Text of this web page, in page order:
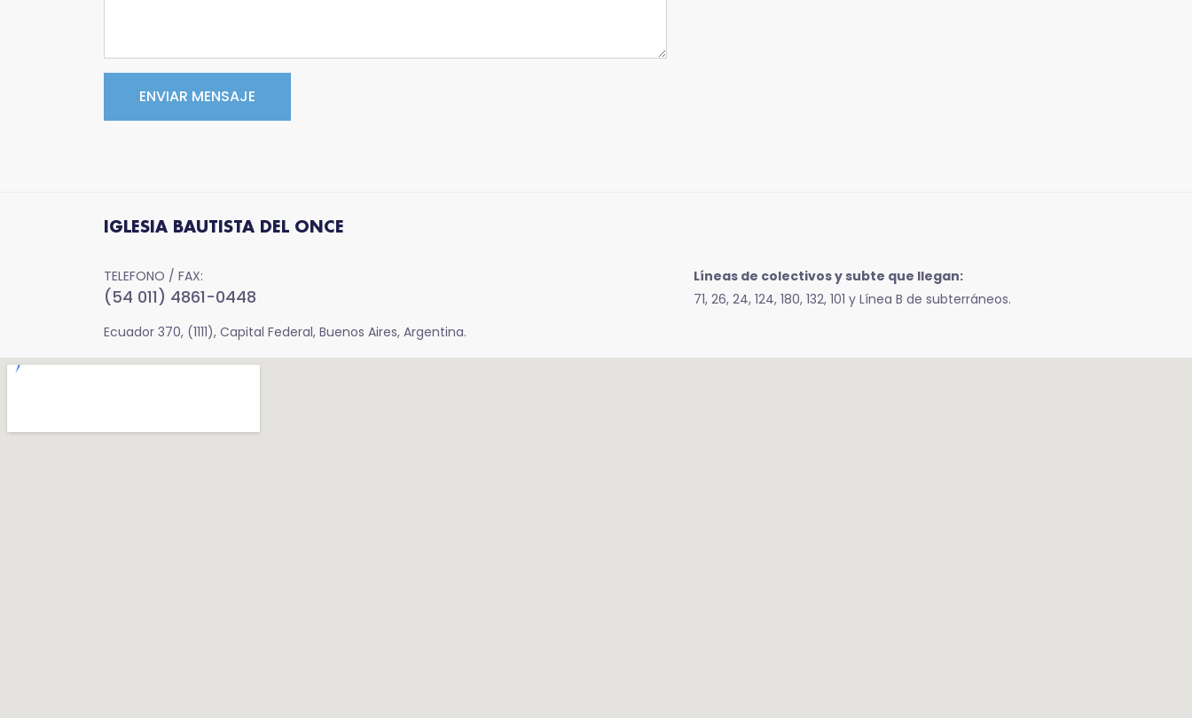
ENVIAR MENSAJE
IGLESIA BAUTISTA DEL ONCE
TELEFONO / FAX:
(54 011) 4861-0448
Ecuador 370, (1111), Capital Federal, Buenos Aires, Argentina.
Líneas de colectivos y subte que llegan:
71, 26, 24, 124, 180, 132, 101 y Línea B de subterráneos.